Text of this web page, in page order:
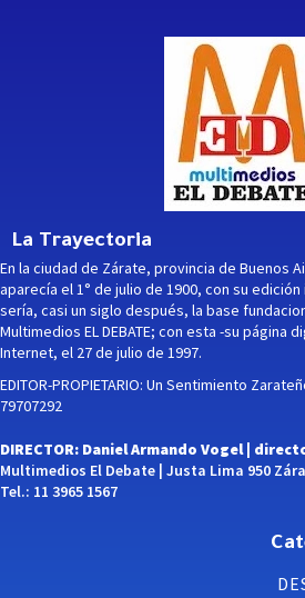
La Trayectoria
En la ciudad de Zárate, provincia de Buenos
aparecía el 1° de julio de 1900, con su
sería, casi un siglo después, la base
Multimedios EL DEBATE; con esta -su página
Internet, el 27 de julio de 1997.
EDITOR-PROPIETARIO: Un Sentimiento
79707292
DIRECTOR: Daniel Armando Vogel |
Multimedios El Debate | Justa Lima 950
Tel.: 11 3965 1567